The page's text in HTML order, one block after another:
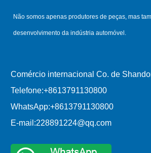
Não somos apenas produtores de peças, mas
desenvolvimento da indústria automóvel.
Comércio internacional Co. de
Telefone:+8613791130800
WhatsApp:+8613791130800
E-mail:228891224@qq.com